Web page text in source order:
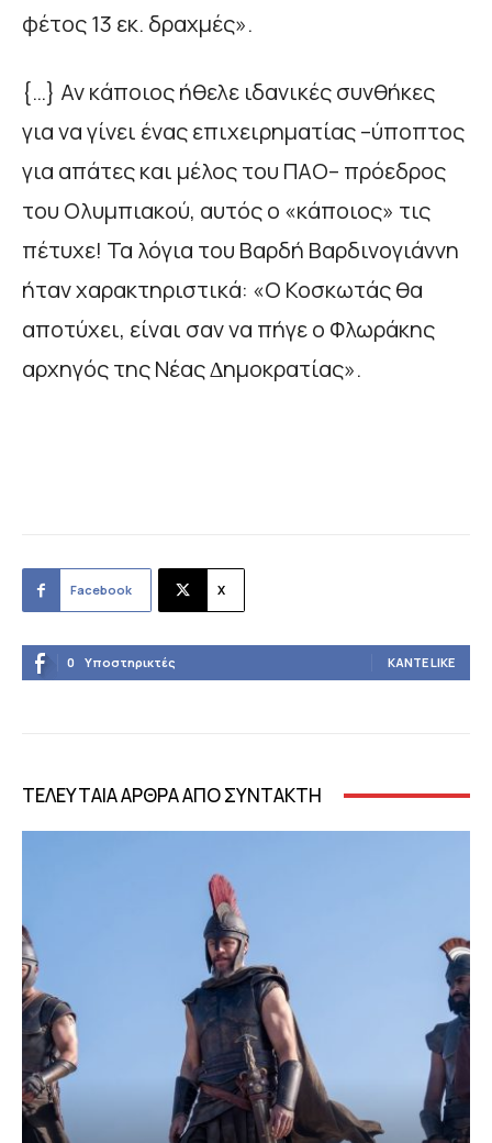
φέτος 13 εκ. δραχµές».
{…} Αν κάποιος ήθελε ιδανικές συνθήκες
για να γίνει ένας επιχειρηµατίας –ύποπτος
για απάτες και µέλος του ΠΑΟ– πρόεδρος
του Ολυµπιακού, αυτός ο «κάποιος» τις
πέτυχε! Τα λόγια του Βαρδή Βαρδινογιάννη
ήταν χαρακτηριστικά: «Ο Κοσκωτάς θα
αποτύχει, είναι σαν να πήγε ο Φλωράκης
αρχηγός της Νέας ∆ηµοκρατίας».
Facebook X
0 Υποστηρικτές ΚΆΝΤΕ LIKE
ΤΕΛΕΥΤΑΙΑ ΑΡΘΡΑ ΑΠΟ ΣΥΝΤΑΚΤΗ